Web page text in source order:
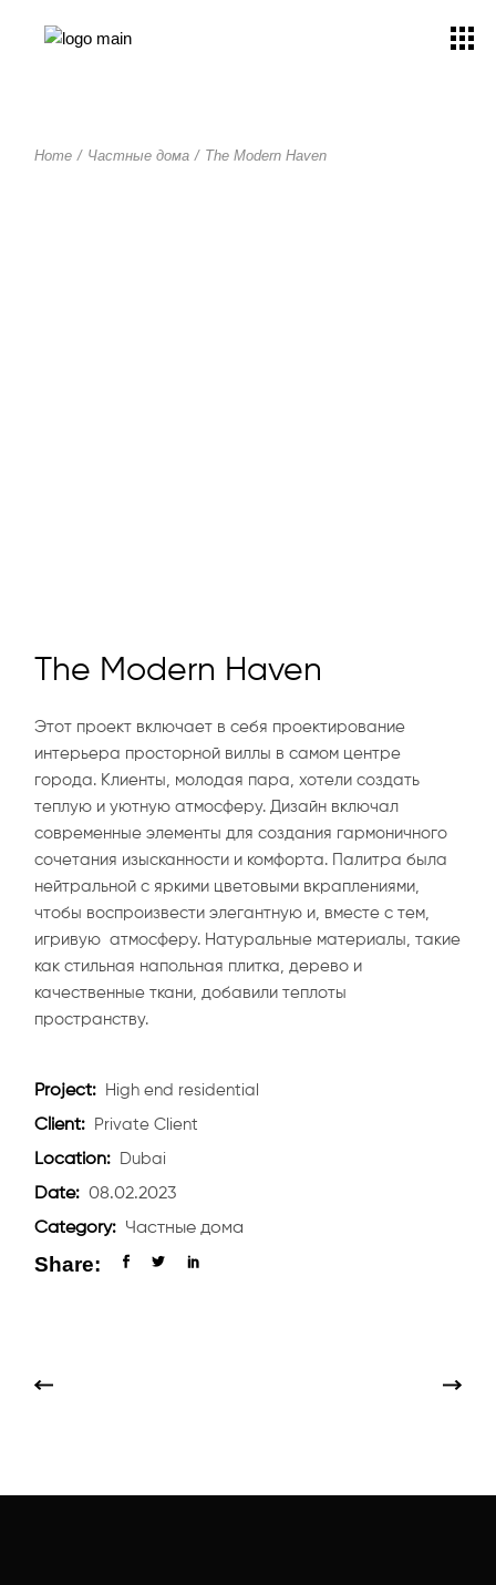
Home Частные дома The Modern Haven
The Modern Haven
Этот проект включает в себя проектирование
интерьера просторной виллы в самом центре
города. Клиенты, молодая пара, хотели создать
теплую и уютную атмосферу. Дизайн включал
современные элементы для создания гармоничного
сочетания изысканности и комфорта. Палитра была
нейтральной с яркими цветовыми вкраплениями,
чтобы воспроизвести элегантную и, вместе с тем,
игривую атмосферу. Натуральные материалы, такие
как стильная напольная плитка, дерево и
качественные ткани, добавили теплоты
пространству.
Project: High end residential
Client: Private Client
Location: Dubai
Date: 08.02.2023
Category: Частные дома
Share: